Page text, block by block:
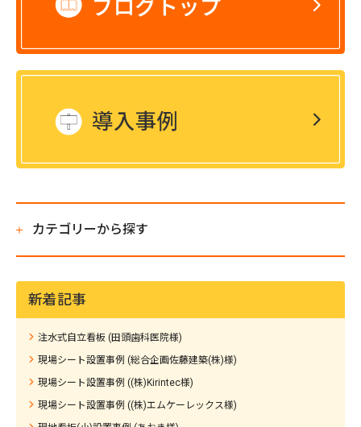
カテゴリーから探す
新着記事
注水式自立看板 (田頭歯科医院様)
現場シート設置事例 (総合企画佐藤建築(株)様)
現場シート設置事例 ((株)Kirintec様)
現場シート設置事例 ((株)エムケーレックス様)